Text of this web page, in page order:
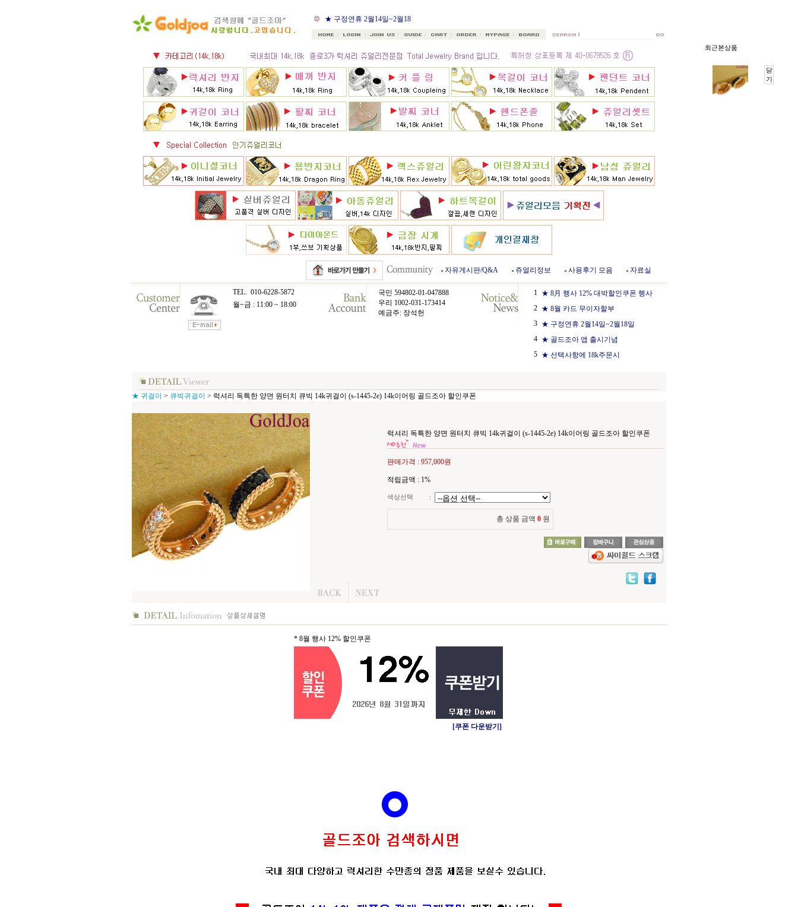
★ 8月 행사 12% 대박할인쿠
폰 행사
★ 구정연휴 2월14일~2월18
일
★ 골드조아 앱 출시기념
자유게시판/Q&A 쥬얼리정보 사용후기 모음 자료실
TEL. 010-6228-5872
월~금 : 11:00 ~ 18:00
국민 594802-01-047888
우리 1002-031-173414
예금주: 장석헌
1 ★ 8月 행사 12% 대박할인쿠폰 행사
2 ★ 8월 카드 무이자할부
3 ★ 구정연휴 2월14일~2월18일
4 ★ 골드조아 앱 출시기념
5 ★ 선택사항에 18k주문시
★ 귀걸이 > 큐빅귀걸이 > 럭셔리 독특한 양면 원터치 큐빅 14k귀걸이 (s-1445-2e) 14k이어링 골드조아 할인쿠폰
럭셔리 독특한 양면 원터치 큐빅 14k귀걸이 (s-1445-2e) 14k이어링 골드조아 할인쿠폰
판매가격 : 957,000원
적립금액 : 1%
색상선택 :
총 상품 금액 0 원
* 8월 행사 12% 할인쿠폰
[쿠폰 다운받기]
최근본상품
닫
기